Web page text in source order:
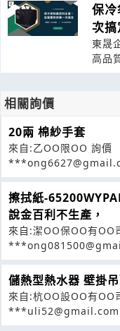
保
次搞
東晟
高品
相關詢價
20兩 棉紗手套
來自:乙OO限OO 詢價
擦拭紙-
說金百利不生產，
來自:潔OO保OO有OO
儲熱型熱水器 壁掛
來自:杭OO設OO有OO
***uli52@gmail.com